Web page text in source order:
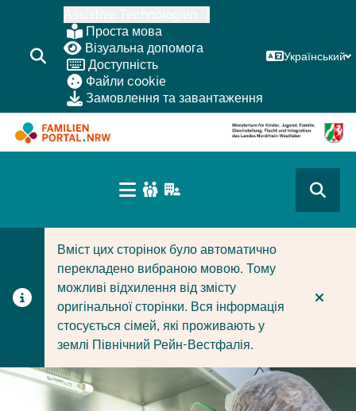
основного
змісту
Проста мова
Візуальна допомога
Доступність
Файли cookie
Замовлення та завантаження
Український
CURRENT SECTION ДЛЯ КОМПАНІЙ/
CURRENT SECTION ДЛЯ СІМЕЙ
(BÜRGERBEREICH
Вміст цих сторінок було автоматично
перекладено вибраною мовою. Тому
можливі відхилення від змісту
оригінальної сторінки. Вся інформація
стосується сімей, які проживають у
землі Північний Рейн-Вестфалія.